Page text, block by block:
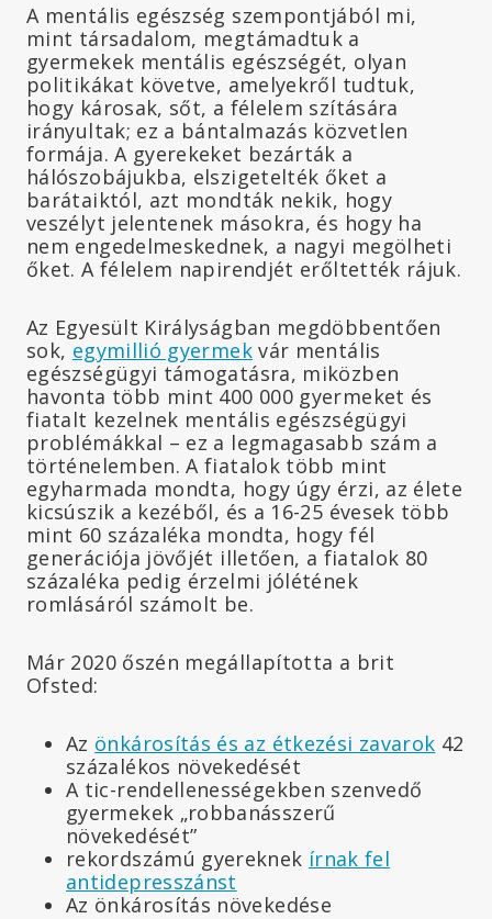
A mentális egészség szempontjából mi,
mint társadalom, megtámadtuk a
gyermekek mentális egészségét, olyan
politikákat követve, amelyekről tudtuk,
hogy károsak, sőt, a félelem szítására
irányultak; ez a bántalmazás közvetlen
formája. A gyerekeket bezárták a
hálószobájukba, elszigetelték őket a
barátaiktól, azt mondták nekik, hogy
veszélyt jelentenek másokra, és hogy ha
nem engedelmeskednek, a nagyi megölheti
őket. A félelem napirendjét erőltették rájuk.
Az Egyesült Királyságban megdöbbentően
sok, egymillió gyermekvár mentális
egészségügyi támogatásra, miközben
havonta több mint 400 000 gyermeket és
fiatalt kezelnek mentális egészségügyi
problémákkal – ez a legmagasabb szám a
történelemben. A fiatalok több mint
egyharmada mondta, hogy úgy érzi, az élete
kicsúszik a kezéből, és a 16-25 évesek több
mint 60 százaléka mondta, hogy fél
generációja jövőjét illetően, a fiatalok 80
százaléka pedig érzelmi jólétének
romlásáról számolt be.
Már 2020 őszén megállapította a brit
Ofsted:
Az önkárosítás és az étkezési zavarok 42
százalékos növekedését
A tic-rendellenességekben szenvedő
gyermekek „robbanásszerű
növekedését”
rekordszámú gyereknek írnak fel
antidepresszánst
Az önkárosítás növekedése